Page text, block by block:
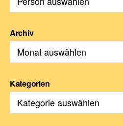
Archiv
Kategorien